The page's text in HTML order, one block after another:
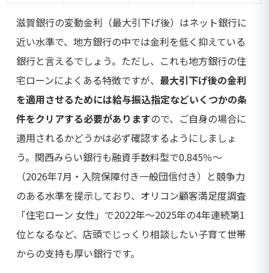
滋賀銀行の変動金利（最大引下げ後）はネット銀行に
近い水準で、地方銀行の中では金利を低く抑えている
銀行と言えるでしょう。ただし、これも地方銀行の住
宅ローンによくある特徴ですが、 最大引下げ後の金利
を適用させるためには給与振込指定などいくつかの条
件をクリアする必要がありますので、ご自身の場合に
適用されるかどうかは必ず確認するようにしましょ
う。関西みらい銀行も融資手数料型で0.845％～
（2026年7月・入院保障付き一般団信付き）と競争力
のある水準を提示しており、オリコン顧客満足度調査
「住宅ローン 女性」で2022年～2025年の4年連続第1
位となるなど、店頭でじっくり相談したい子育て世帯
からの支持も厚い銀行です。